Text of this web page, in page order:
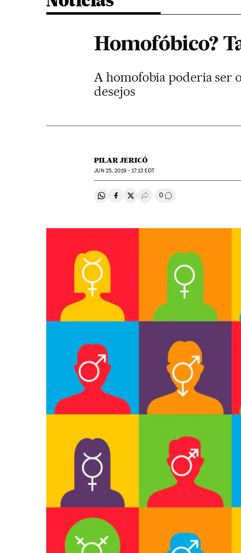
Homofóbico?
A homofobia poderia ser
desejos
PILAR JERICÓ
JUN25, 2019 - 17:13 EDT
Compartir en Whatsapp
Compartir en Facebook
Compartir en Twitter
Desplegar Redes Sociales
0 Comentários